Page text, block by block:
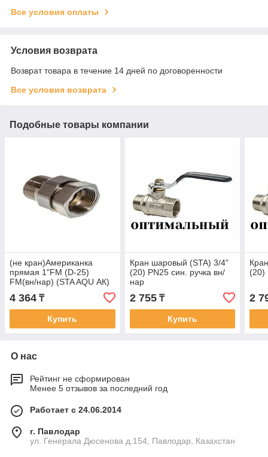
Все условия оплаты
Условия возврата
Возврат товара в течение 14 дней по договоренности
Все условия возврата
Подобные товары компании
(не кран)Американка
прямая 1"FM (D-25)
FM(вн/нар) (STA AQU АК)
4 364 ₸
Купить
Кран шаровый (STA) 3/4"
(20) PN25 син. ручка вн/
нар
2 755₸
Купить
(20)
2
О нас
Рейтинг не сформирован
Менее 5 отзывов за последний год
Работает с 24.06.2014
г. Павлодар
ул. Генерала Дюсенова д.154, Павлодар, Казахстан